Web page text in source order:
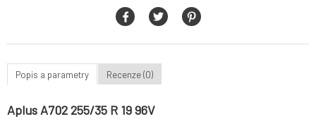
Popis a parametry Recenze (0)
Aplus A702 255/35 R 19 96V